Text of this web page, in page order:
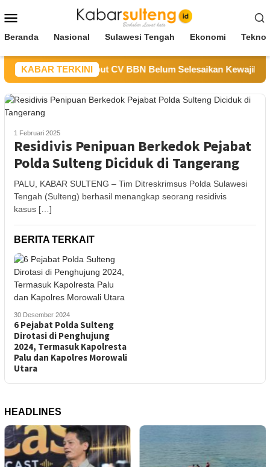
ke
Mobile
Beranda Nasional Sulawesi Tengah Ekonomi
KABAR TERKINI
ESDM Sulteng Sebut CV BBN Belum Selesaikan Kewajiban
1 Februari 2025
Residivis Penipuan Berkedok Pejabat
Polda Sulteng Diciduk di Tangerang
PALU, KABAR SULTENG – Tim Ditreskrimsus Polda Sulawesi
Tengah (Sulteng) berhasil menangkap seorang residivis
kasus […]
BERITA TERKAIT
30 Desember 2024
6 Pejabat Polda Sulteng
Dirotasi di Penghujung
2024, Termasuk Kapolresta
Palu dan Kapolres Morowali
Utara
HEADLINES